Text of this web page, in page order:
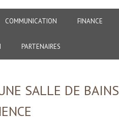
COMMUNICATION FINANCE
PARTENAIRES
SALLE DE BAINS